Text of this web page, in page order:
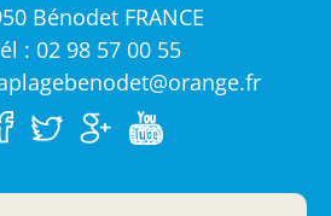
Bénodet FRANCE
: 02 98 57 00 55